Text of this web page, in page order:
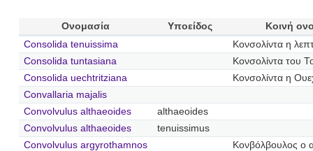
Ονομασία Υποείδος
Κοινή
Consolida tenuissima
Κονσολίντα η
Consolida tuntasiana
Κονσολίντα του
Consolida uechtritziana
Κονσολίντα η
Convallaria majalis
Convolvulus althaeoides
althaeoides
Convolvulus althaeoides
tenuissimus
Convolvulus argyrothamnos
Κονβόλβουλος ο